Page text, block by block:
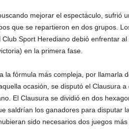
mejorar el espectáculo, sufrió
que se repartieron en dos grupos.
Sport Herediano debió enfrentar
en la primera fase.
la fórmula más compleja, por
ocasión, se disputó el Clausura
El Clausura se dividió en dos
saldrían los ganadores para disputar
sido necesarios dos juegos